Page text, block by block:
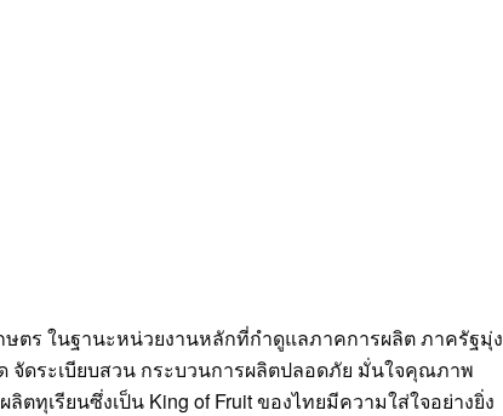
ตร ในฐานะหน่วยงานหลักที่กำดูแลภาคการผลิต ภาครัฐมุ่ง
จัดระเบียบสวน กระบวนการผลิตปลอดภัย มั่นใจคุณภาพ
ตทุเรียนซึ่งเป็น King of Fruit ของไทยมีความใส่ใจอย่างยิ่ง